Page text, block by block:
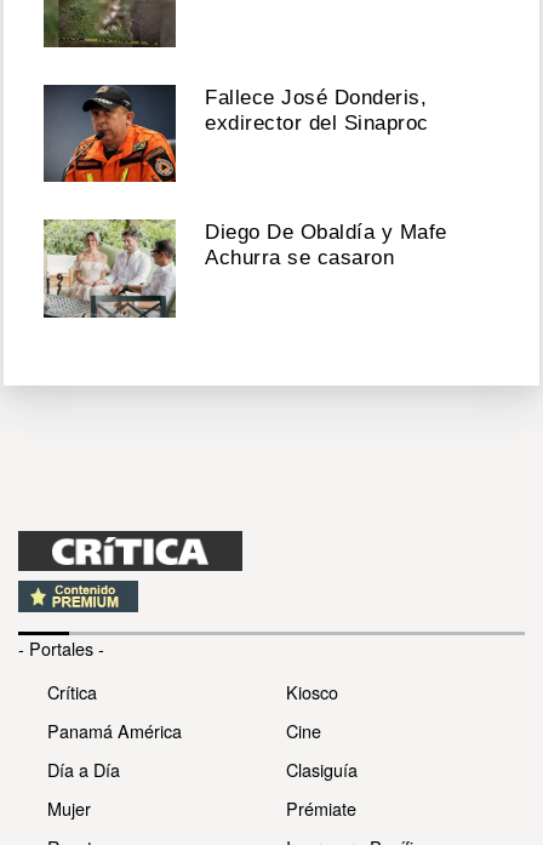
Fallece José Donderis,
exdirector del Sinaproc
Diego De Obaldía y Mafe
Achurra se casaron
- Portales -
Crítica
Panamá América
Día a Día
Mujer
Kiosco
Cine
Clasiguía
Prémiate